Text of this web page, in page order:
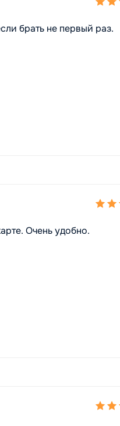
брать не первый раз.
Очень удобно.